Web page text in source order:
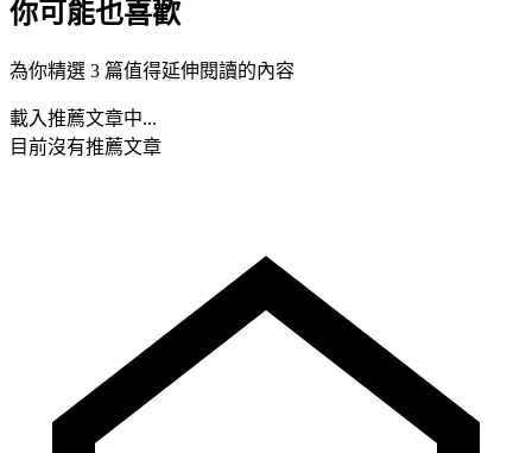
你可能也喜歡
為你精選 3 篇值得延伸閱讀的內容
載入推薦文章中...
目前沒有推薦文章